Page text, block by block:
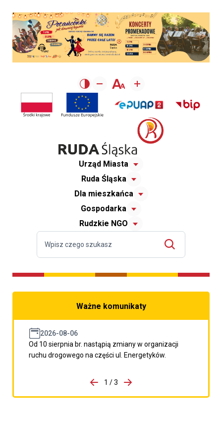
Urząd Miasta
Ruda Śląska
Dla mieszkańca
Gospodarka
Rudzkie NGO
Ważne komunikaty
2026-08-06
Od 10 sierpnia br. nastąpią zmiany w organizacji
ruchu drogowego na części ul. Energetyków.
porzpedniego komunikatu
1 / 3
Przejdź do następnego